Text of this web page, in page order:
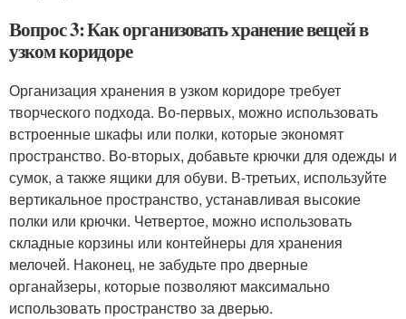
Вопрос 3: Как организовать хранение вещей в
узком коридоре
Организация хранения в узком коридоре требует
творческого подхода. Во-первых, можно использовать
встроенные шкафы или полки, которые экономят
пространство. Во-вторых, добавьте крючки для одежды и
сумок, а также ящики для обуви. В-третьих, используйте
вертикальное пространство, устанавливая высокие
полки или крючки. Четвертое, можно использовать
складные корзины или контейнеры для хранения
мелочей. Наконец, не забудьте про дверные
органайзеры, которые позволяют максимально
использовать пространство за дверью.